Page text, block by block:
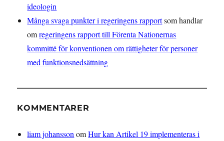
ideologin
Många svaga punkter i regeringens rapportsom handlar
omregeringens rapport till Förenta Nationernas
kommitté för konventionen om rättigheter för personer
med funktionsnedsättning
KOMMENTARER
liam johansson omHur kan Artikel 19 implementeras i